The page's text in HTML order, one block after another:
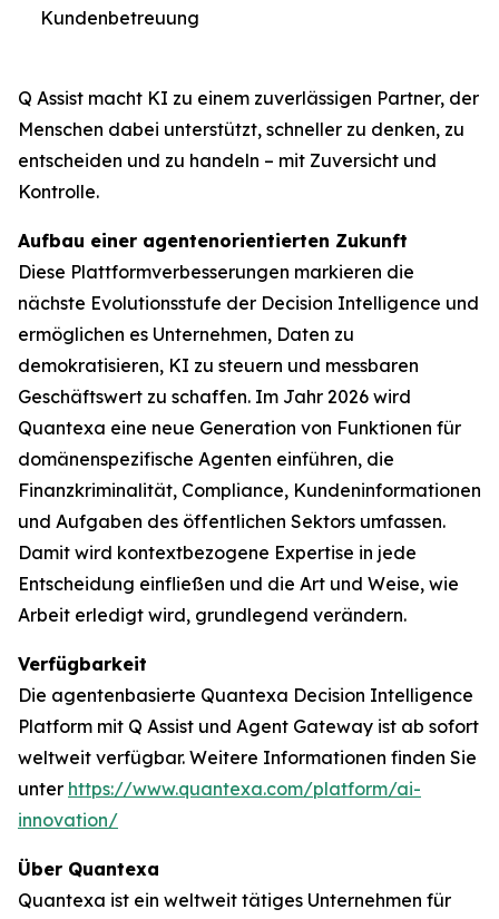
Kundenbetreuung
Q Assist macht KI zu einem zuverlässigen Partner, der
Menschen dabei unterstützt, schneller zu denken, zu
entscheiden und zu handeln – mit Zuversicht und
Kontrolle.
Aufbau einer agentenorientierten Zukunft
Diese Plattformverbesserungen markieren die
nächste Evolutionsstufe der Decision Intelligence und
ermöglichen es Unternehmen, Daten zu
demokratisieren, KI zu steuern und messbaren
Geschäftswert zu schaffen. Im Jahr 2026 wird
Quantexa eine neue Generation von Funktionen für
domänenspezifische Agenten einführen, die
Finanzkriminalität, Compliance, Kundeninformationen
und Aufgaben des öffentlichen Sektors umfassen.
Damit wird kontextbezogene Expertise in jede
Entscheidung einfließen und die Art und Weise, wie
Arbeit erledigt wird, grundlegend verändern.
Verfügbarkeit
Die agentenbasierte Quantexa Decision Intelligence
Platform mit Q Assist und Agent Gateway ist ab sofort
weltweit verfügbar. Weitere Informationen finden Sie
unter https://www.quantexa.com/platform/ai-
innovation/
Über Quantexa
Quantexa ist ein weltweit tätiges Unternehmen für